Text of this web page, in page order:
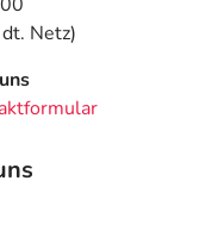
Netz)